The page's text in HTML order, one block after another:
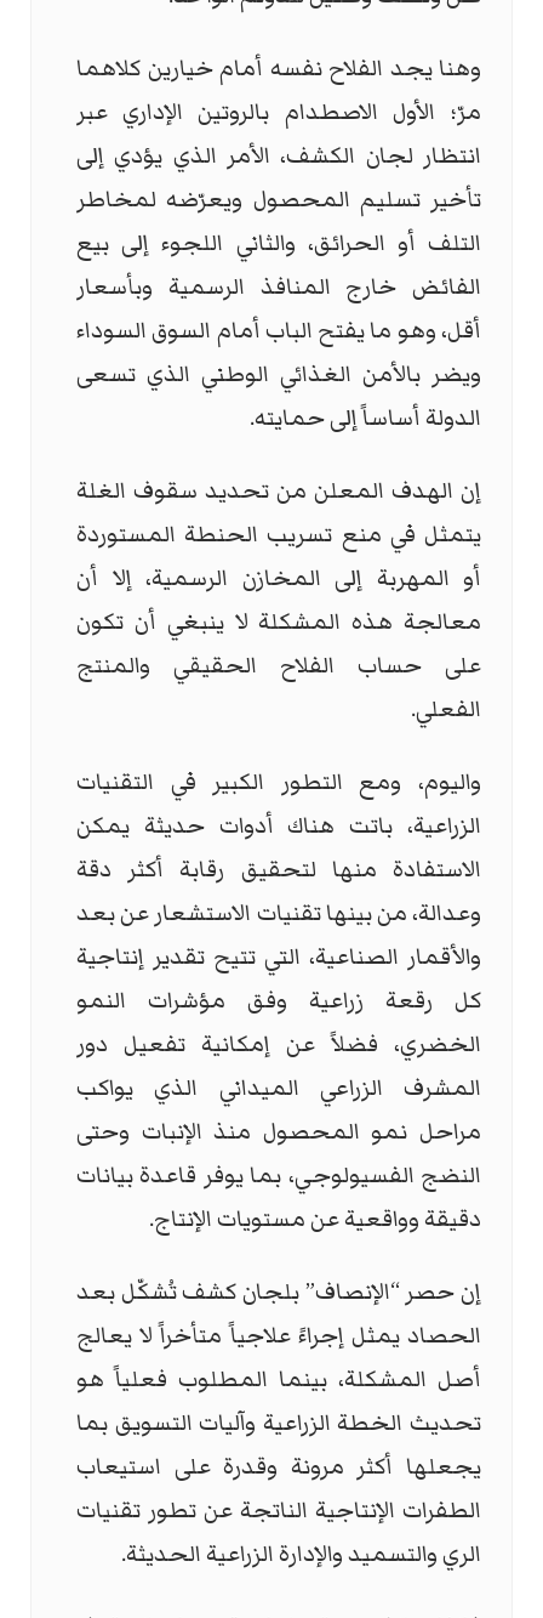
وهنا يجد الفلاح نفسه أمام خيارين كلاهما
مرّ؛ الأول الاصطدام بالروتين الإداري عبر
انتظار لجان الكشف، الأمر الذي يؤدي إلى
تأخير تسليم المحصول ويعرّضه لمخاطر
التلف أو الحرائق، والثاني اللجوء إلى بيع
الفائض خارج المنافذ الرسمية وبأسعار
أقل، وهو ما يفتح الباب أمام السوق السوداء
ويضر بالأمن الغذائي الوطني الذي تسعى
الدولة أساساً إلى حمايته.
إن الهدف المعلن من تحديد سقوف الغلة
يتمثل في منع تسريب الحنطة المستوردة
أو المهربة إلى المخازن الرسمية، إلا أن
معالجة هذه المشكلة لا ينبغي أن تكون
على حساب الفلاح الحقيقي والمنتج
الفعلي.
واليوم، ومع التطور الكبير في التقنيات
الزراعية، باتت هناك أدوات حديثة يمكن
الاستفادة منها لتحقيق رقابة أكثر دقة
وعدالة، من بينها تقنيات الاستشعار عن بعد
والأقمار الصناعية، التي تتيح تقدير إنتاجية
كل رقعة زراعية وفق مؤشرات النمو
الخضري، فضلاً عن إمكانية تفعيل دور
المشرف الزراعي الميداني الذي يواكب
مراحل نمو المحصول منذ الإنبات وحتى
النضج الفسيولوجي، بما يوفر قاعدة بيانات
دقيقة وواقعية عن مستويات الإنتاج.
إن حصر “الإنصاف” بلجان كشف تُشكّل بعد
الحصاد يمثل إجراءً علاجياً متأخراً لا يعالج
أصل المشكلة، بينما المطلوب فعلياً هو
تحديث الخطة الزراعية وآليات التسويق بما
يجعلها أكثر مرونة وقدرة على استيعاب
الطفرات الإنتاجية الناتجة عن تطور تقنيات
الري والتسميد والإدارة الزراعية الحديثة.